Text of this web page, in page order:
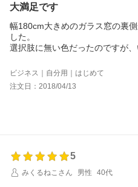
大満足です
幅180cm大きめのガラス窓の裏
した。
選択肢に無い色だったのですが
20cm角の大きめの文字だったの
だいた グッズを使って、無事に
本当にありがとうございました。
ビジネス｜自分用｜はじめて
注文日：2018/04/13
5
みくるねこさん
男性 40代